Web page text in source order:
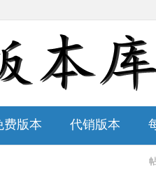
费版本 代销版本